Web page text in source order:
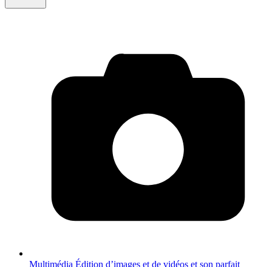
Multimédia Édition d’images et de vidéos et son parfait